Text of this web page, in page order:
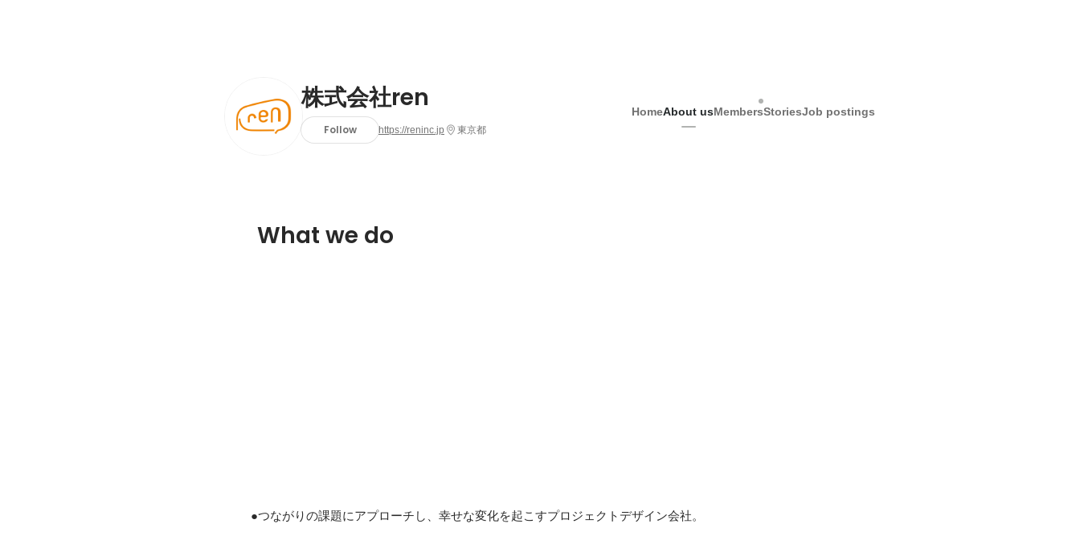
株式会社ren
Follow https://reninc.jp 東京都
HomeAbout usMembersStoriesJob postings
What we do
●つながりの課題にアプローチし、幸せな変化を起こすプロジェクトデザイン会社。